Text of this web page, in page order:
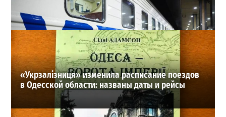
22 сорта пива, мидии и вид на море: сколько стоит
отдых в пабе на «Ланжероне»
01-08-2026 в 19:02
ВИБОР РЕДАКЦИИ
«Укрзалізниця» изменила расписание поездов
в Одесской области: названы даты и рейсы